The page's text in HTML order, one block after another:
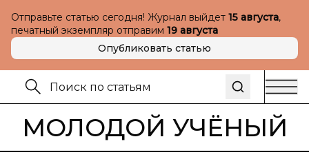
Отправьте статью сегодня! Журнал выйдет 15 августа,
печатный экземпляр отправим 19 августа
Опубликовать статью
МОЛОДОЙ УЧЁНЫЙ